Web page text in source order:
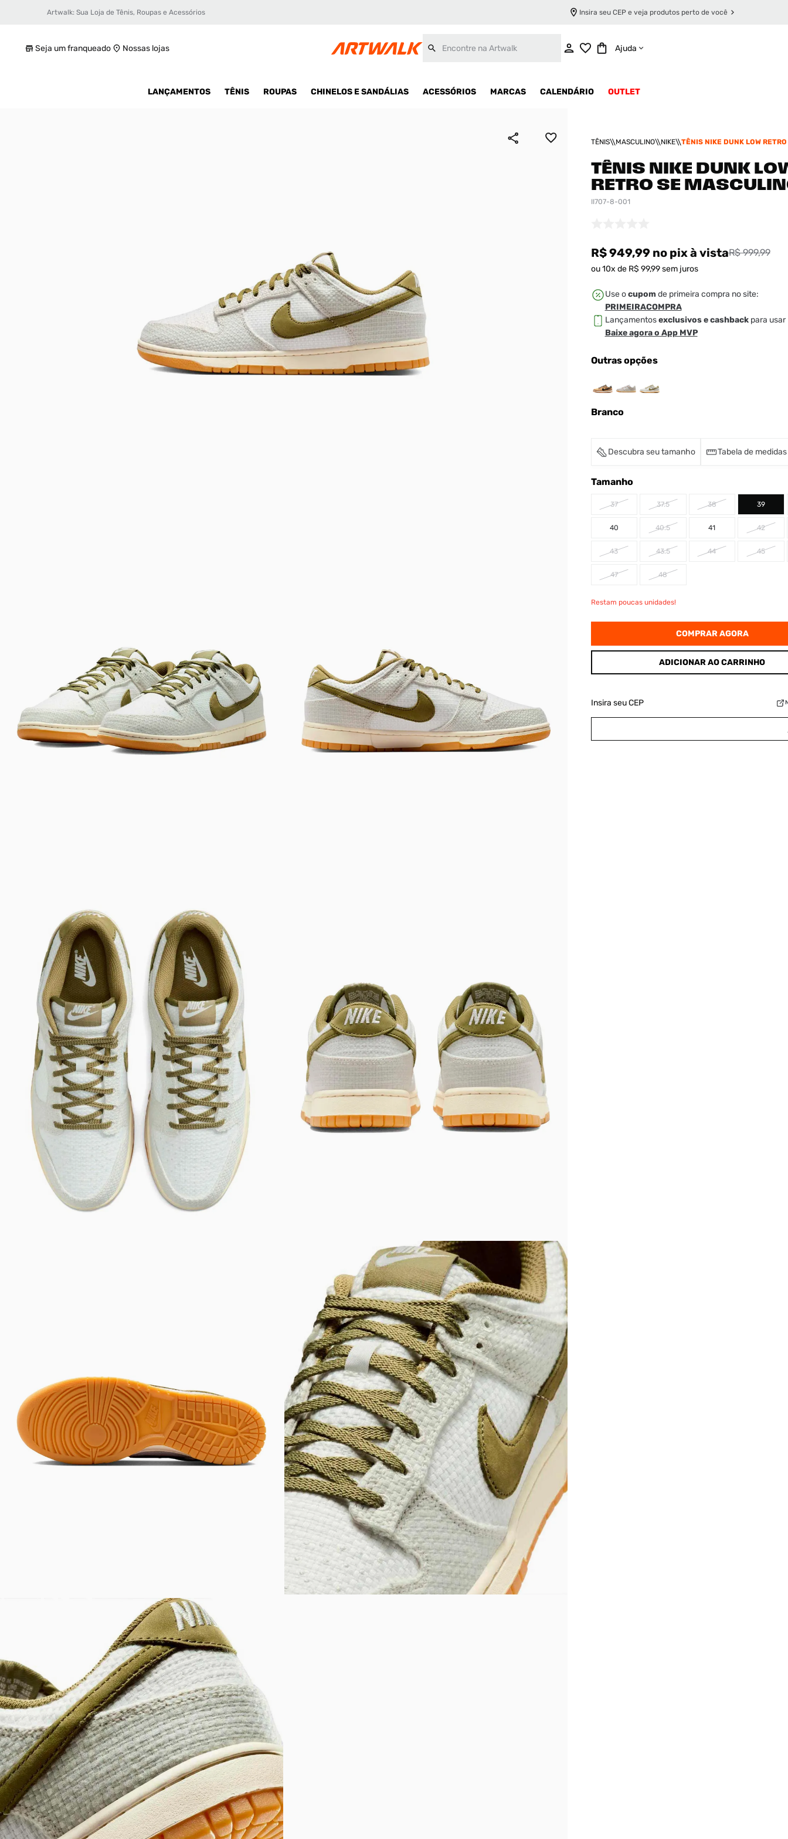
Artwalk: Sua Loja de Tênis, Roupas e Acessórios Insira seu CEP e veja produtos perto de você
Bem-Vindo à artwalk
Para ter uma melhor experiência de compra, insira seu CEP
e veja a seleção de produtos disponíveis para sua região
DIGITE SEU CEP
BUSCAR
Seja um franqueado Nossas lojas Ajuda
LANÇAMENTOS TÊNIS ROUPAS CHINELOS E SANDÁLIAS ACESSÓRIOS MARCAS CALENDÁRIO OUTLET
TÊNIS MASCULINO NIKE
TÊNIS NIKE DUNK LOW RETRO
TÊNIS NIKE DUNK
RETRO SE
II707-8-001
R$ 949,99no pixà vistaR$ 999,99
ou10x de R$ 99,99sem juros
Use ocupom de primeira compra no site:
PRIMEIRACOMPRA
Lançamentosexclusivos e cashbackpara usar
Baixe agora o App MVP
Outras opções
Branco
Descubra seu tamanho Tabela de medidas
Tamanho
37 37.5 38 39
40 40.5 41 42
43 43.5 44 45
47 48
Restam poucas unidades!
COMPRAR AGORA
ADICIONAR AO CARRINHO
Insira seu CEP
Tênis Nike Dunk Low Retro Se Masculino